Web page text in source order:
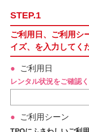
STEP.1
ご利用日、ご利用シ
イズ、を入力してく
ご利用日
レンタル状況をご確認
ご利用シーン